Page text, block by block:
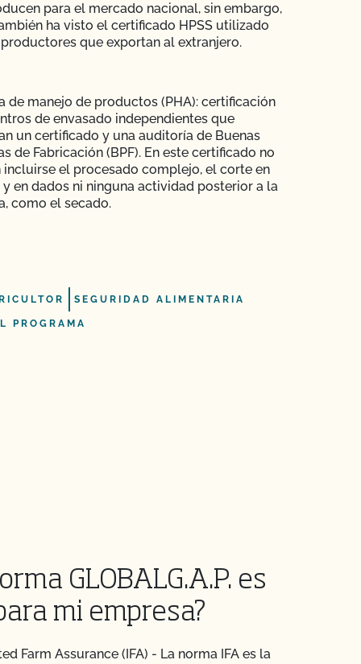
para el mercado nacional, sin embargo,
ha visto el certificado HPSS utilizado
que exportan al extranjero.
de manejo de productos (PHA): certificación
de envasado independientes que
un certificado y una auditoría de Buenas
de Fabricación (BPF). En este certificado no
incluirse el procesado complejo, el corte en
y en dados ni ninguna actividad posterior a la
como el secado.
SEGURIDAD ALIMENTARIA
PROGRAMA
GLOBALG.A.P. es
mi empresa?
Farm Assurance (IFA) - La norma IFA es la